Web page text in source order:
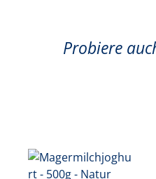
Probiere